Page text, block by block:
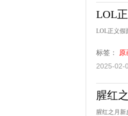
LOL
LOL正义假
标签： 原
2025-02-
腥红
腥红之月新